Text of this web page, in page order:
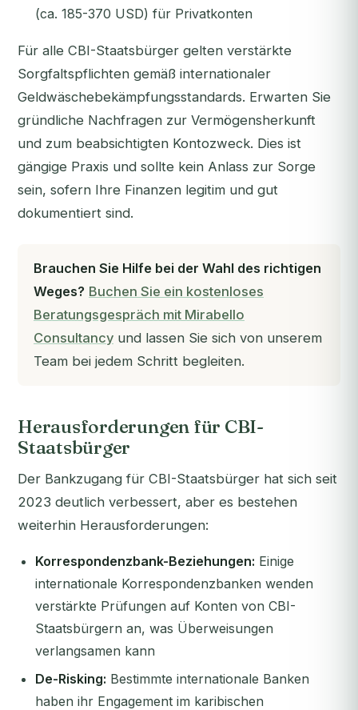
(ca. 185-370 USD) für Privatkonten
Für alle CBI-Staatsbürger gelten verstärkte
Sorgfaltspflichten gemäß internationaler
Geldwäschebekämpfungsstandards. Erwarten Sie
gründliche Nachfragen zur Vermögensherkunft
und zum beabsichtigten Kontozweck. Dies ist
gängige Praxis und sollte kein Anlass zur Sorge
sein, sofern Ihre Finanzen legitim und gut
dokumentiert sind.
Brauchen Sie Hilfe bei der Wahl des richtigen
Weges? Buchen Sie ein kostenloses
Beratungsgespräch mit Mirabello
Consultancy und lassen Sie sich von unserem
Team bei jedem Schritt begleiten.
Herausforderungen für CBI-
Staatsbürger
Der Bankzugang für CBI-Staatsbürger hat sich seit
2023 deutlich verbessert, aber es bestehen
weiterhin Herausforderungen:
Korrespondenzbank-Beziehungen: Einige
internationale Korrespondenzbanken wenden
verstärkte Prüfungen auf Konten von CBI-
Staatsbürgern an, was Überweisungen
verlangsamen kann
De-Risking: Bestimmte internationale Banken
haben ihr Engagement im karibischen